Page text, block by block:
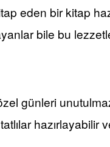
eden bir kitap
bile bu
günleri
hazırlayabilir